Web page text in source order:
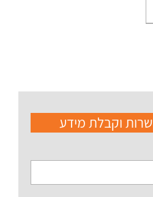
וקבלת מידע